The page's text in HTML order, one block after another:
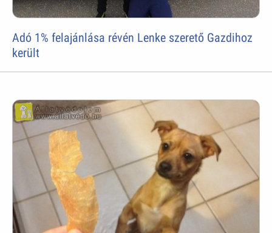
Adó 1% felajánlása révén Lenke szerető Gazdihoz
került